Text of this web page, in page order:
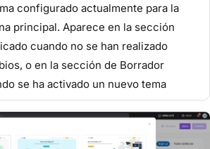
configurado actualmente para la
principal. Aparece en la sección
cuando no se han realizado
o en la sección de Borrador
se ha activado un nuevo tema